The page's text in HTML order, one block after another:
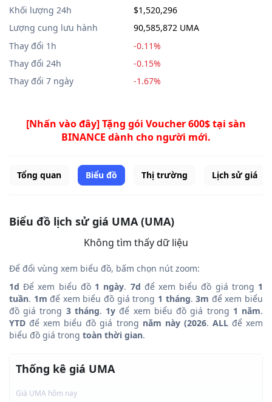
Khối lượng 24h
$1,520,296
Lượng cung lưu hành
90,585,872 UMA
Thay đổi 1h
-0.11%
Thay đổi 24h
-0.15%
Thay đổi 7 ngày
-1.67%
[Nhấn vào đây] Tặng gói Voucher 600$ tại sàn
BINANCE dành cho người mới.
Tổng quan Biểu đồ Thị trường Lịch sử giá
Biểu đồ lịch sử giá UMA (UMA)
Không tìm thấy dữ liệu
Để đổi vùng xem biểu đồ, bấm chọn nút zoom:
1d Để xem biểu đồ 1 ngày. 7d để xem biểu đồ giá trong 1
tuần. 1m để xem biểu đồ giá trong 1 tháng.3m để xem biểu
đồ giá trong 3 tháng. 1y để xem biểu đồ giá trong 1 năm.
YTD để xem biểu đồ giá trong năm này (2026. ALLđể xem
biểu đồ giá trong toàn thời gian.
Thống kê giá UMA
Giá UMA hôm nay